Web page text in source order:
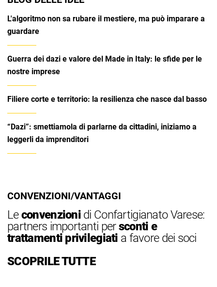
L'algoritmo non sa rubare il mestiere, ma può imparare a
guardare
Guerra dei dazi e valore del Made in Italy: le sfide per le
nostre imprese
Filiere corte e territorio: la resilienza che nasce dal basso
“Dazi”: smettiamola di parlarne da cittadini, iniziamo a
leggerli da imprenditori
CONVENZIONI/VANTAGGI
Leconvenzionidi Confartigianato Varese:
partners importanti persconti e
trattamenti privilegiati a favore dei soci
SCOPRILE TUTTE